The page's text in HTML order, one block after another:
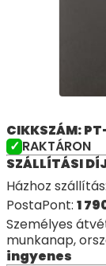
CIKKSZÁM:
RAKTÁRON
SZÁLLÍTÁSI
Házhoz szállítás:
PostaPont: 1
Személyes
munkanap,
ingyenes